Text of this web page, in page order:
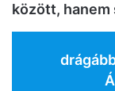
között, hanem